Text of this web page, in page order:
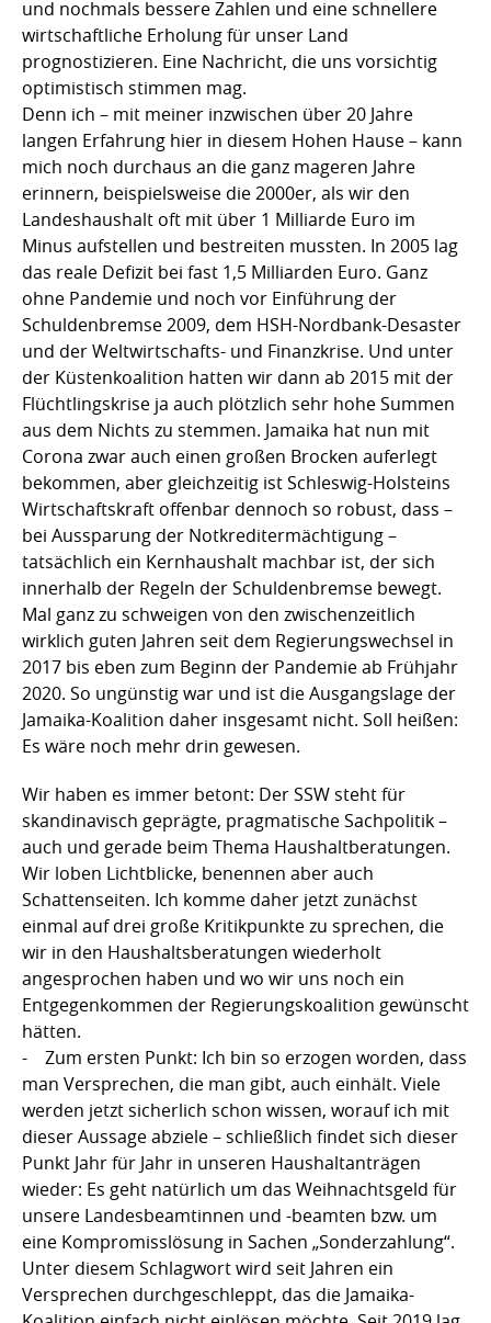
und nochmals bessere Zahlen und eine schnellere
wirtschaftliche Erholung für unser Land
prognostizieren. Eine Nachricht, die uns vorsichtig
optimistisch stimmen mag.
Denn ich – mit meiner inzwischen über 20 Jahre
langen Erfahrung hier in diesem Hohen Hause – kann
mich noch durchaus an die ganz mageren Jahre
erinnern, beispielsweise die 2000er, als wir den
Landeshaushalt oft mit über 1 Milliarde Euro im
Minus aufstellen und bestreiten mussten. In 2005 lag
das reale Defizit bei fast 1,5 Milliarden Euro. Ganz
ohne Pandemie und noch vor Einführung der
Schuldenbremse 2009, dem HSH-Nordbank-Desaster
und der Weltwirtschafts- und Finanzkrise. Und unter
der Küstenkoalition hatten wir dann ab 2015 mit der
Flüchtlingskrise ja auch plötzlich sehr hohe Summen
aus dem Nichts zu stemmen. Jamaika hat nun mit
Corona zwar auch einen großen Brocken auferlegt
bekommen, aber gleichzeitig ist Schleswig-Holsteins
Wirtschaftskraft offenbar dennoch so robust, dass –
bei Aussparung der Notkreditermächtigung –
tatsächlich ein Kernhaushalt machbar ist, der sich
innerhalb der Regeln der Schuldenbremse bewegt.
Mal ganz zu schweigen von den zwischenzeitlich
wirklich guten Jahren seit dem Regierungswechsel in
2017 bis eben zum Beginn der Pandemie ab Frühjahr
2020. So ungünstig war und ist die Ausgangslage der
Jamaika-Koalition daher insgesamt nicht. Soll heißen:
Es wäre noch mehr drin gewesen.
Wir haben es immer betont: Der SSW steht für
skandinavisch geprägte, pragmatische Sachpolitik –
auch und gerade beim Thema Haushaltberatungen.
Wir loben Lichtblicke, benennen aber auch
Schattenseiten. Ich komme daher jetzt zunächst
einmal auf drei große Kritikpunkte zu sprechen, die
wir in den Haushaltsberatungen wiederholt
angesprochen haben und wo wir uns noch ein
Entgegenkommen der Regierungskoalition gewünscht
hätten.
- Zum ersten Punkt: Ich bin so erzogen worden, dass
man Versprechen, die man gibt, auch einhält. Viele
werden jetzt sicherlich schon wissen, worauf ich mit
dieser Aussage abziele – schließlich findet sich dieser
Punkt Jahr für Jahr in unseren Haushaltanträgen
wieder: Es geht natürlich um das Weihnachtsgeld für
unsere Landesbeamtinnen und -beamten bzw. um
eine Kompromisslösung in Sachen „Sonderzahlung“.
Unter diesem Schlagwort wird seit Jahren ein
Versprechen durchgeschleppt, das die Jamaika-